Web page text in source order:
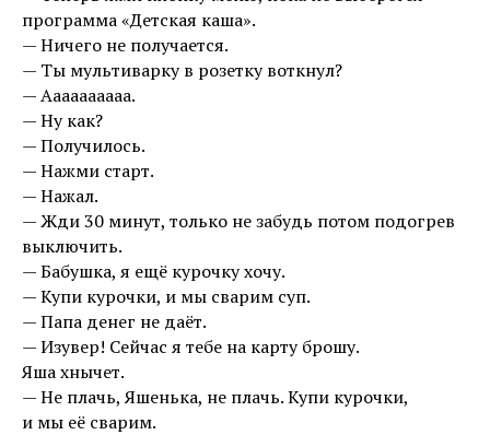
программа «Детская каша».
— Ничего не получается.
— Ты мультиварку в розетку воткнул?
— Аааааааааа.
— Ну как?
— Получилось.
— Нажми старт.
— Нажал.
— Жди 30 минут, только не забудь потом подогрев
выключить.
— Бабушка, я ещё курочку хочу.
— Купи курочки, и мы сварим суп.
— Папа денег не даёт.
— Изувер! Сейчас я тебе на карту брошу.
Яша хнычет.
— Не плачь, Яшенька, не плачь. Купи курочки,
и мы её сварим.